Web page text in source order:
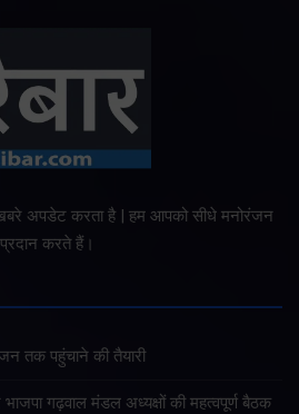
खबरे अपडेट करता है | हम आपको सीधे मनोरंजन
करते हैं।
तक पहुंचाने की तैयारी
गढ़वाल मंडल अध्यक्षों की महत्वपूर्ण बैठक